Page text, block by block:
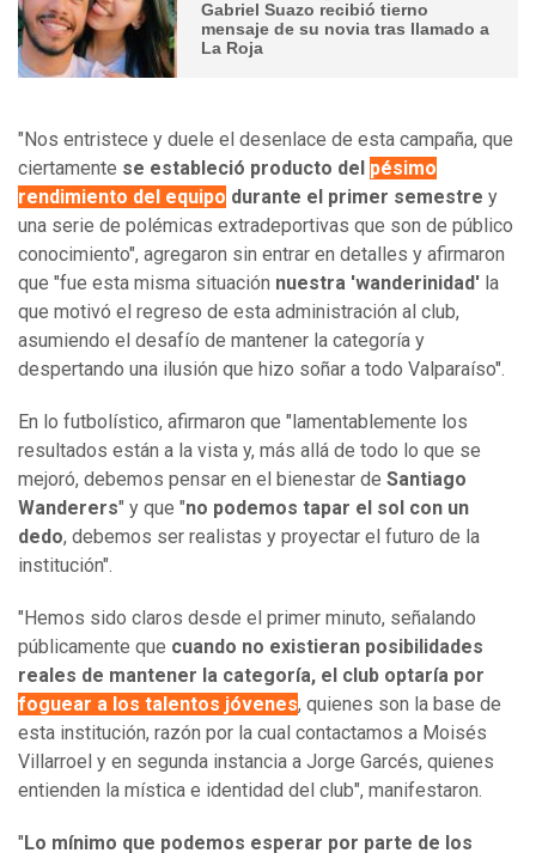
Gabriel Suazo recibió tierno
mensaje de su novia tras llamado a
La Roja
"Nos entristece y duele el desenlace de esta campaña, que
ciertamente se estableció producto del pésimo
rendimiento del equipo durante el primer semestre y
una serie de polémicas extradeportivas que son de público
conocimiento", agregaron sin entrar en detalles y afirmaron
que "fue esta misma situación nuestra 'wanderinidad' la
que motivó el regreso de esta administración al club,
asumiendo el desafío de mantener la categoría y
despertando una ilusión que hizo soñar a todo Valparaíso".
En lo futbolístico, afirmaron que "lamentablemente los
resultados están a la vista y, más allá de todo lo que se
mejoró, debemos pensar en el bienestar de Santiago
Wanderers" y que "no podemos tapar el sol con un
dedo, debemos ser realistas y proyectar el futuro de la
institución".
"Hemos sido claros desde el primer minuto, señalando
públicamente que cuando no existieran posibilidades
reales de mantener la categoría, el club optaría por
foguear a los talentos jóvenes, quienes son la base de
esta institución, razón por la cual contactamos a Moisés
Villarroel y en segunda instancia a Jorge Garcés, quienes
entienden la mística e identidad del club", manifestaron.
" Lo mínimo que podemos esperar por parte de los